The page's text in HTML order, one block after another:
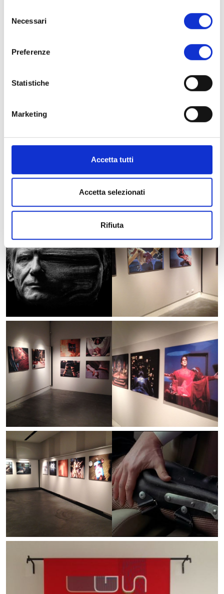
delNecessari
Preferenze
Statistiche
Marketing
Accetta tutti
Accetta selezionati
Rifiuta